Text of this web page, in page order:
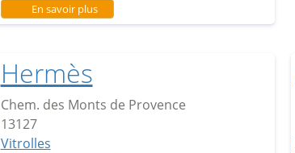
En savoir plussur Centre urbain - Vitrolles
Hermès
Chem. des Monts de Provence
13127
Vitrolles